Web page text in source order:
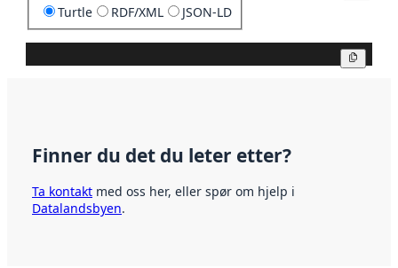
Turtle RDF/XML JSON-LD
Finner du det du leter etter?
Ta kontakt med oss her, eller spør om hjelp i
Datalandsbyen.